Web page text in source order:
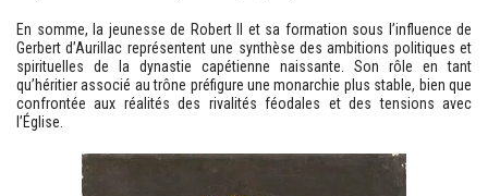
En somme, la jeunesse de Robert II et sa formation sous l’influence de
Gerbert d’Aurillac représentent une synthèse des ambitions politiques et
spirituelles de la dynastie capétienne naissante. Son rôle en tant
qu’héritier associé au trône préfigure une monarchie plus stable, bien que
confrontée aux réalités des rivalités féodales et des tensions avec
l’Église.